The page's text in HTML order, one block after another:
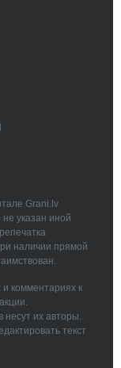
Grani.lv
указан иной
наличии прямой
комментариях к
их авторы.
текст